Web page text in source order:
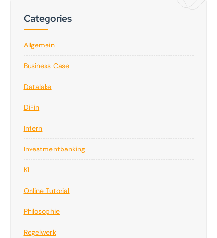
Categories
Allgemein
Business Case
Datalake
DiFin
Intern
Investmentbanking
KI
Online Tutorial
Philosophie
Regelwerk